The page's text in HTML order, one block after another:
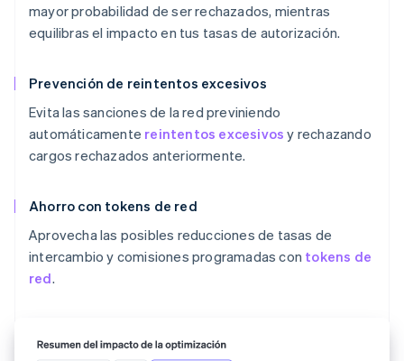
mayor probabilidad de ser rechazados, mientras
equilibras el impacto en tus tasas de autorización.
Prevención de reintentos excesivos
Evita las sanciones de la red previniendo
automáticamente reintentos excesivos y rechazando
cargos rechazados anteriormente.
Ahorro con tokens de red
Aprovecha las posibles reducciones de tasas de
intercambio y comisiones programadas con tokens de
red.